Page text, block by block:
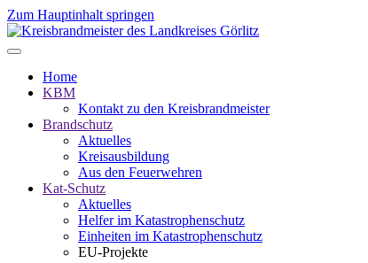
Zum Hauptinhalt springen
Home
KBM
Kontakt zu den Kreisbrandmeister
Brandschutz
Aktuelles
Kreisausbildung
Aus den Feuerwehren
Kat-Schutz
Aktuelles
Helfer im Katastrophenschutz
Einheiten im Katastrophenschutz
EU-Projekte